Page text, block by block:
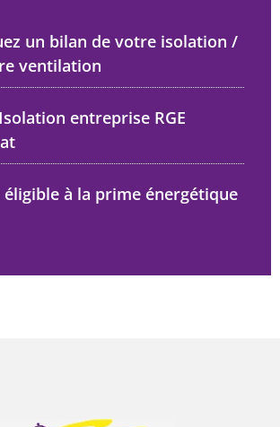
un bilan de votre isolation /
ventilation
entreprise RGE
éligible à la prime énergétique